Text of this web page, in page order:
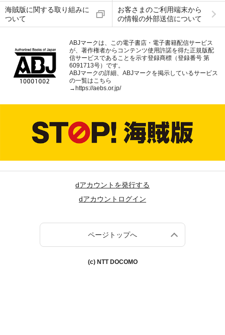
海賊版に関する取り組みに
ついて
お客さまのご利用端末から
の情報の外部送信について
ABJマークは、この電子書店・電子書籍配信サービス
が、著作権者からコンテンツ使用許諾を得た正規版配
信サービスであることを示す登録商標（登録番号 第
6091713号）です。
ABJマークの詳細、ABJマークを掲示しているサービス
の一覧はこちら
→ https://aebs.or.jp/
dアカウントを発行する
dアカウントログイン
ページトップへ
(c) NTT DOCOMO